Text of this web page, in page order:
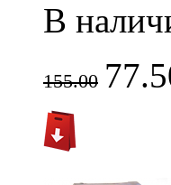
В
155.00